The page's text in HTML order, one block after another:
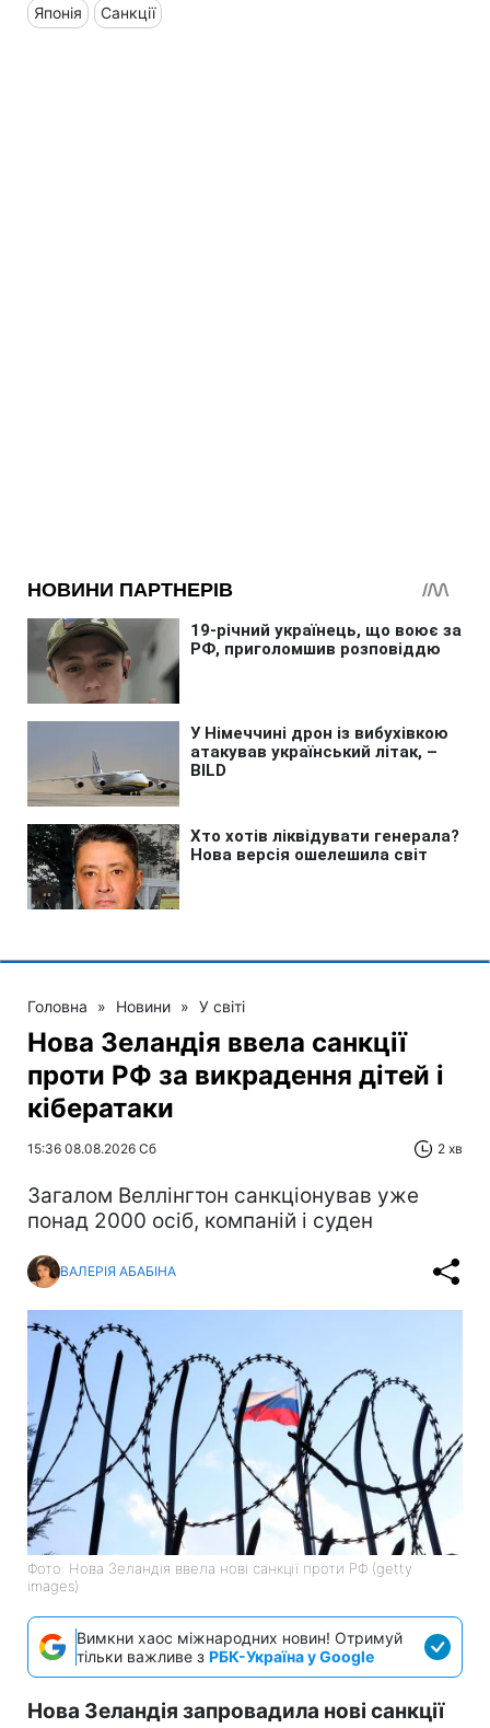
Японія Санкції
Головна » Новини » У світі
Нова Зеландія ввела санкції
проти РФ за викрадення дітей і
кібератаки
15:36 08.08.2026 Сб 2 хв
Загалом Веллінгтон санкціонував уже
понад 2000 осіб, компаній і суден
ВАЛЕРІЯ АБАБІНА
Фото: Нова Зеландія ввела нові санкції проти РФ (getty
images)
Вимкни хаос міжнародних новин! Отримуй
тільки важливе з РБК-Україна у Google
Нова Зеландія запровадила нові санкції